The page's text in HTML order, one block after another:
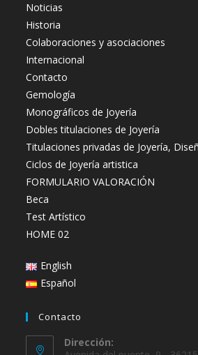
Noticias
Historia
Colaboraciones y asociaciones
Internacional
Contacto
Gemología
Monográficos de Joyería
Dobles titulaciones de Joyería
Titulaciones privadas de Joyería,
Ciclos de Joyería artistica
FORMULARIO VALORACIÓN
Beca
Test Artístico
HOME 02
English
Español
Contacto
Dirección: